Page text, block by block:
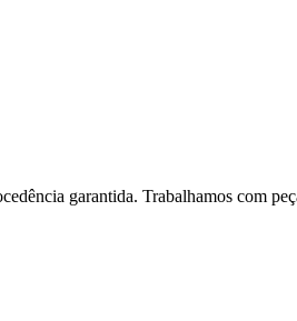
garantida. Trabalhamos com